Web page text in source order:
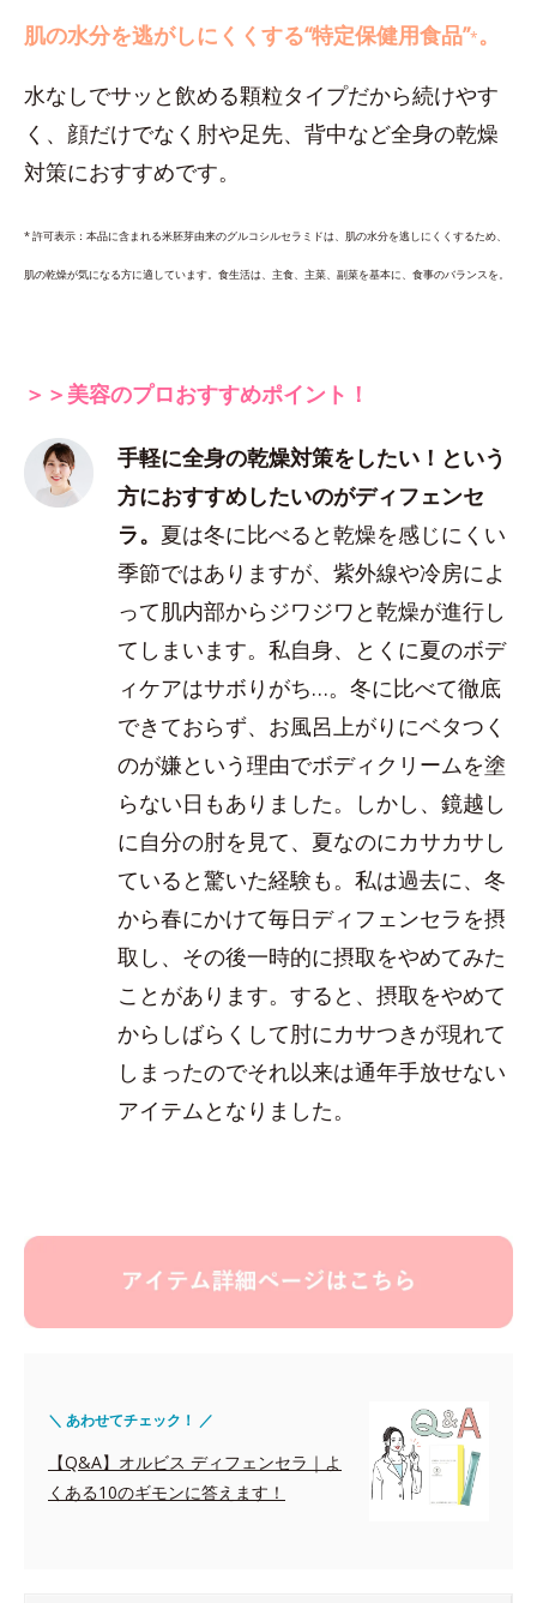
肌の水分を逃がしにくくする“特定保健用食品”*。
水なしでサッと飲める顆粒タイプだから続けやす
く、顔だけでなく肘や足先、背中など全身の乾燥
対策におすすめです。
* 許可表示：本品に含まれる米胚芽由来のグルコシルセラミドは、肌の水分を逃しにくくするため、
肌の乾燥が気になる方に適しています。食生活は、主食、主菜、副菜を基本に、食事のバランスを。
＞＞美容のプロおすすめポイント！
手軽に全身の乾燥対策をしたい！という
方におすすめしたいのがディフェンセ
ラ。 夏は冬に比べると乾燥を感じにくい
季節ではありますが、紫外線や冷房によ
って肌内部からジワジワと乾燥が進行し
てしまいます。私自身、とくに夏のボデ
ィケアはサボりがち…。冬に比べて徹底
できておらず、お風呂上がりにベタつく
のが嫌という理由でボディクリームを塗
らない日もありました。しかし、鏡越し
に自分の肘を見て、夏なのにカサカサし
ていると驚いた経験も。私は過去に、冬
から春にかけて毎日ディフェンセラを摂
取し、その後一時的に摂取をやめてみた
ことがあります。すると、摂取をやめて
からしばらくして肘にカサつきが現れて
しまったのでそれ以来は通年手放せない
アイテムとなりました。
＼ あわせてチェック！ ／
【Q&A】オルビス ディフェンセラ｜よ
くある10のギモンに答えます！